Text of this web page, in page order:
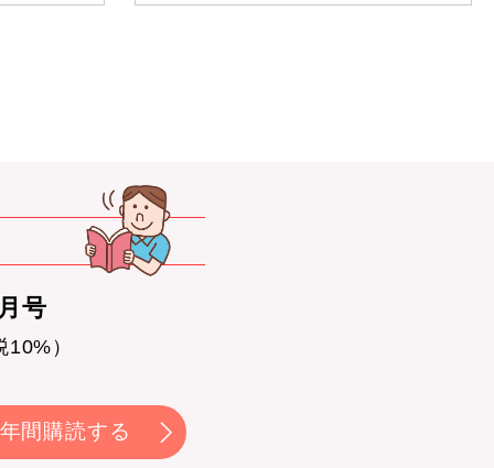
号
）
年間購読する